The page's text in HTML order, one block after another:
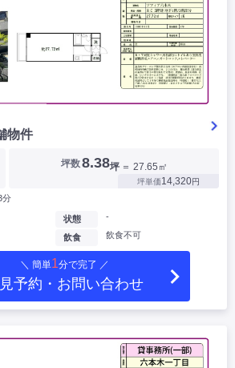
物件
坪数8.38坪 ＝ 27.65㎡
坪単価14,320円
分
状態 -
飲食 飲食不可
＼ 簡単1分で完了 ／
予約・お問い合わせ